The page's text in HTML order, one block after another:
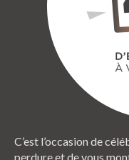
C’est l’occasion de
perdure et de vous